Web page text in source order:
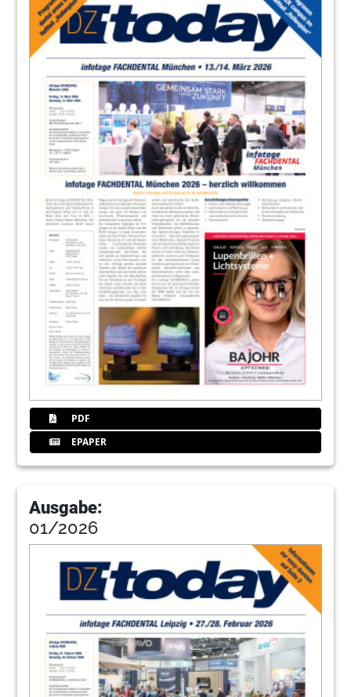
39büdingen | dent - Ärztliche
VerrechnungsStelle Büdingen GmbH
40 Eurotec Dental GmbH
PDF
EPAPER
Ausgabe:
01/2026